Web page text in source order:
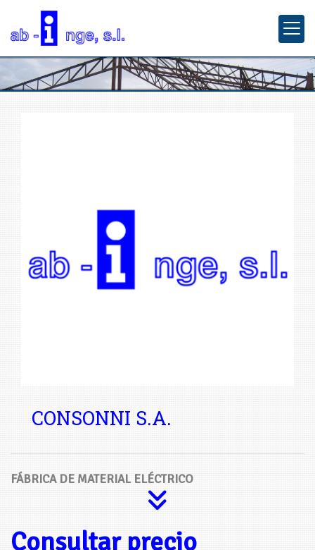
CONSONNI S.A.
FÁBRICA DE MATERIAL ELÉCTRICO
Consultar precio